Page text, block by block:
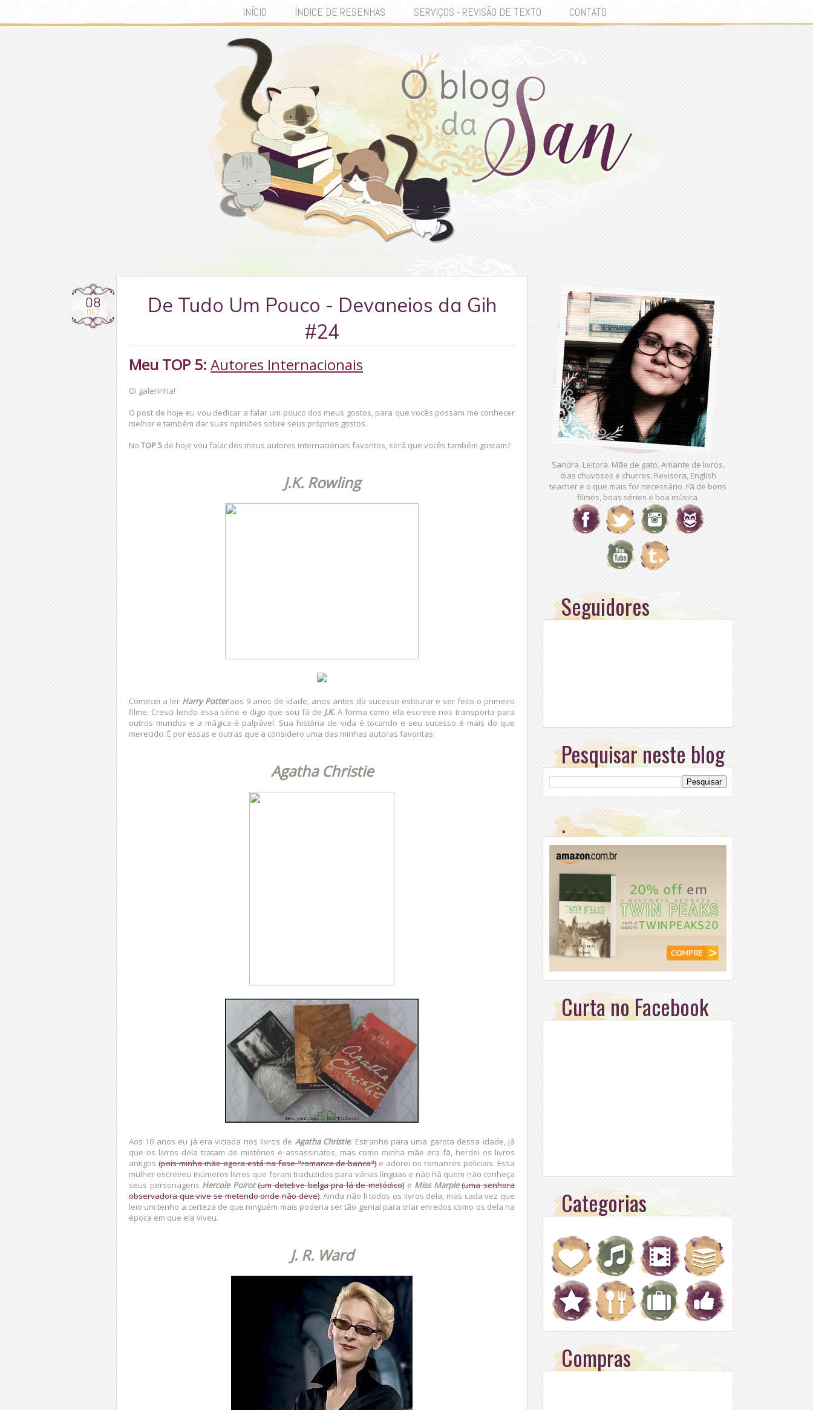
INÍCIO ÍNDICE DE RESENHAS SERVIÇOS - REVISÃO DE TEXTO CONTATO
08
DEZ
De Tudo Um Pouco - Devaneios da Gih
#24
Meu TOP 5: Autores Internacionais
Oi galerinha!
O post de hoje eu vou dedicar a falar um pouco dos meus gostos, para que vocês possam me conhecer
melhor e também dar suas opiniões sobre seus próprios gostos.
No TOP 5 de hoje vou falar dos meus autores internacionais favoritos, será que vocês também gostam?
J.K. Rowling
Comecei a ler Harry Potteraos 9 anos de idade, anos antes do sucesso estourar e ser feito o primeiro
filme. Cresci lendo essa série e digo que sou fã de J.K. A forma como ela escreve nos transporta para
outros mundos e a mágica é palpável. Sua história de vida é tocando e seu sucesso é mais do que
merecido. É por essas e outras que a considero uma das minhas autoras favoritas.
Agatha Christie
Aos 10 anos eu já era viciada nos livros de Agatha Christie. Estranho para uma garota dessa idade, já
que os livros dela tratam de mistérios e assassinatos, mas como minha mãe era fã, herdei os livros
antigos (pois minha mãe agora está na fase "romance de banca")e adorei os romances policiais. Essa
mulher escreveu inúmeros livros que foram traduzidos para várias línguas e não há quem não conheça
seus personagens Hercole Poirot (um detetive belga pra lá de metódico) e Miss Marple (uma senhora
observadora que vive se metendo onde não deve). Ainda não li todos os livros dela, mas cada vez que
leio um tenho a certeza de que ninguém mais poderia ser tão genial para criar enredos como os dela na
época em que ela viveu.
J. R. Ward
Sandra. Leitora. Mãe de gato. Amante de livros,
dias chuvosos e churros. Revisora, English
teacher e o que mais for necessário. Fã de bons
filmes, boas séries e boa música.
Seguidores
Pesquisar neste blog
.
Curta no Facebook
Categorias
Compras